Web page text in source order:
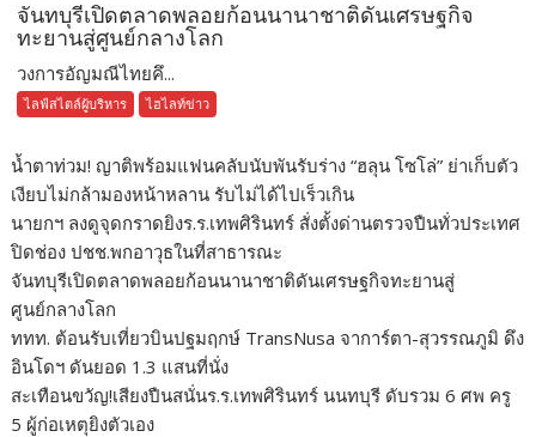
จันทบุรีเปิดตลาดพลอยก้อนนานาชาติดันเศรษฐกิจ
ทะยานสู่ศูนย์กลางโลก
วงการอัญมณีไทยคึ...
ไลฟ์สไตล์ผู้บริหาร ไฮไลท์ข่าว
น้ำตาท่วม! ญาติพร้อมแฟนคลับนับพันรับร่าง “ฮลุน โซโล่” ย่าเก็บตัว
เงียบไม่กล้ามองหน้าหลาน รับไม่ได้ไปเร็วเกิน
นายกฯ ลงดูจุดกราดยิงร.ร.เทพศิรินทร์ สั่งตั้งด่านตรวจปืนทั่วประเทศ
ปิดช่อง ปชช.พกอาวุธในที่สาธารณะ
จันทบุรีเปิดตลาดพลอยก้อนนานาชาติดันเศรษฐกิจทะยานสู่
ศูนย์กลางโลก
ททท. ต้อนรับเที่ยวบินปฐมฤกษ์ TransNusa จาการ์ตา-สุวรรณภูมิ ดึง
อินโดฯ ดันยอด 1.3 แสนที่นั่ง
สะเทือนขวัญ!เสียงปืนสนั่นร.ร.เทพศิรินทร์ นนทบุรี ดับรวม 6 ศพ ครู
5 ผู้ก่อเหตุยิงตัวเอง